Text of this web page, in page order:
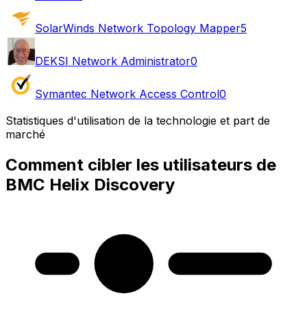
SolarWinds Network Topology Mapper5
DEKSI Network Administrator0
Symantec Network Access Control0
Statistiques d'utilisation de la technologie et part de
marché
Comment cibler les utilisateurs de
BMC Helix Discovery